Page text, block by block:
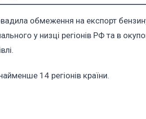
обмеження на експорт
у низці регіонів РФ та в
14 регіонів країни.